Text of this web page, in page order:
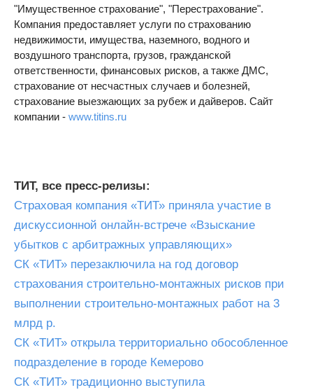
"Имущественное страхование", "Перестрахование".
Компания предоставляет услуги по страхованию
недвижимости, имущества, наземного, водного и
воздушного транспорта, грузов, гражданской
ответственности, финансовых рисков, а также ДМС,
страхование от несчастных случаев и болезней,
страхование выезжающих за рубеж и дайверов. Сайт
компании - www.titins.ru
ТИТ, все пресс-релизы:
Страховая компания «ТИТ» приняла участие в
дискуссионной онлайн-встрече «Взыскание
убытков с арбитражных управляющих»
СК «ТИТ» перезаключила на год договор
страхования строительно-монтажных рисков при
выполнении строительно-монтажных работ на 3
млрд р.
СК «ТИТ» открыла территориально обособленное
подразделение в городе Кемерово
СК «ТИТ» традиционно выступила